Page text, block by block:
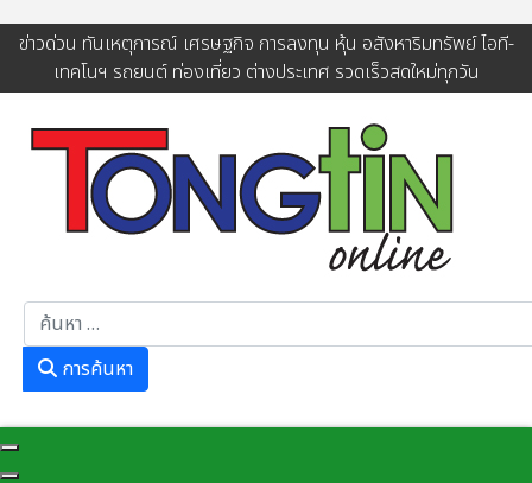
ข่าวด่วน ทันเหตุการณ์ เศรษฐกิจ การลงทุน หุ้น อสังหาริมทรัพย์ ไอที-
เทคโนฯ รถยนต์ ท่องเที่ยว ต่างประเทศ รวดเร็วสดใหม่ทุกวัน
การค้นหา